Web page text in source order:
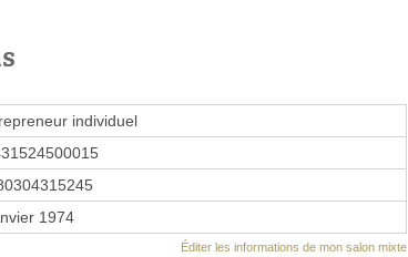
individuel
1974
Éditer les informations de mon salon mixte